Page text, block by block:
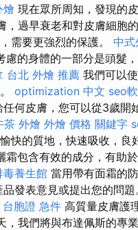
燴 現在眾所周知，發現的
，過早衰老和對皮膚細胞
需要更強烈的保護。 中式
慮的身體的一部分是頭髮
台北 外燴 推薦 我們可以
optimization 中文 seo
何皮膚，您可以從3歲開
茶 外燴 外燴 價格 關鍵字
快的質地，快速吸收，良
霜包含有效的成分，有助
毒養生館 當用帶有面霜的
發表意見或提出您的問題
台胞證 急件 高質量皮膚護
，我們將與布達佩斯的專